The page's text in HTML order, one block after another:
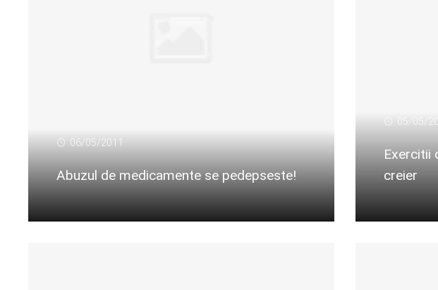
06/05/2011
Abuzul de medicamente se pedepseste!
05/05/
Exercitii
creier